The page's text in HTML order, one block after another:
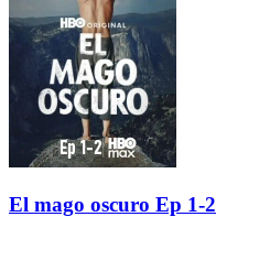
El mago oscuro Ep 1-2